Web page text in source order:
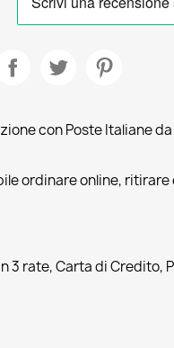
con Poste Italiane
ordinare online,
3 rate, Carta di Credito,